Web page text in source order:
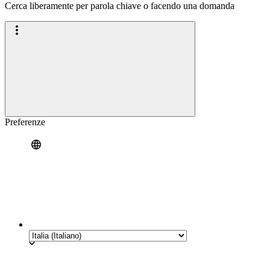
Cerca liberamente per parola chiave o facendo una domanda
Preferenze